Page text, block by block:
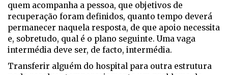
quem acompanha a pessoa, que objetivos de
recuperação foram definidos, quanto tempo deverá
permanecer naquela resposta, de que apoio necessita
e, sobretudo, qual é o plano seguinte. Uma vaga
intermédia deve ser, de facto, intermédia.
Transferir alguém do hospital para outra estrutura